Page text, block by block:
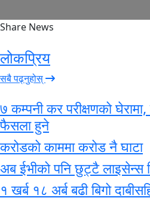
Share News
लोकप्रिय
सबै पढ्नुहोस्
७ कम्पनी कर परीक्षणको
फैसला हुने
करोडको काममा करोड नै घाटा
अब ईभीको पनि छुट्टै लाइसेन्स
१ खर्ब १८ अर्ब बढी बिगो